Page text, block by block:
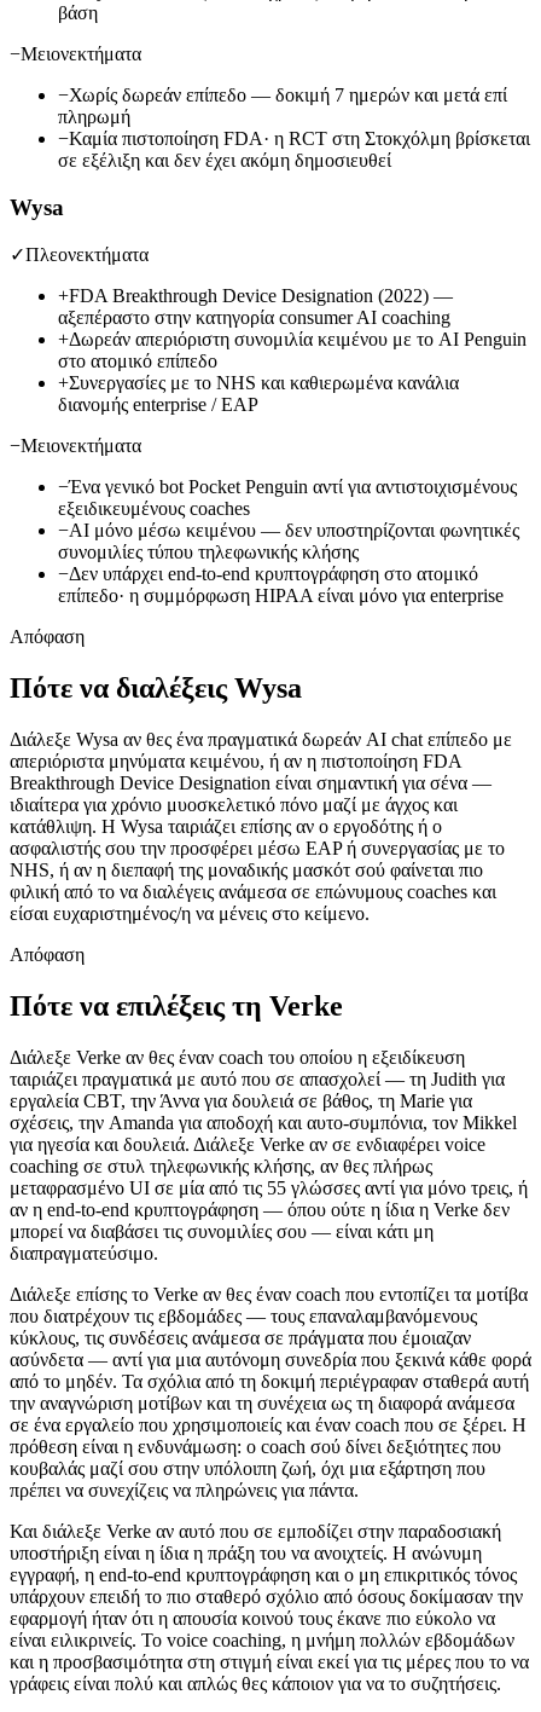
βάση
−Μειονεκτήματα
−Χωρίς δωρεάν επίπεδο — δοκιμή 7 ημερών και μετά επί
πληρωμή
−Καμία πιστοποίηση FDA· η RCT στη Στοκχόλμη βρίσκεται
σε εξέλιξη και δεν έχει ακόμη δημοσιευθεί
Wysa
✓Πλεονεκτήματα
+FDA Breakthrough Device Designation (2022) —
αξεπέραστο στην κατηγορία consumer AI coaching
+Δωρεάν απεριόριστη συνομιλία κειμένου με το AI Penguin
στο ατομικό επίπεδο
+Συνεργασίες με το NHS και καθιερωμένα κανάλια
διανομής enterprise / EAP
−Μειονεκτήματα
−Ένα γενικό bot Pocket Penguin αντί για αντιστοιχισμένους
εξειδικευμένους coaches
−AI μόνο μέσω κειμένου — δεν υποστηρίζονται φωνητικές
συνομιλίες τύπου τηλεφωνικής κλήσης
−Δεν υπάρχει end-to-end κρυπτογράφηση στο ατομικό
επίπεδο· η συμμόρφωση HIPAA είναι μόνο για enterprise
Απόφαση
Πότε να διαλέξεις Wysa
Διάλεξε Wysa αν θες ένα πραγματικά δωρεάν AI chat επίπεδο με
απεριόριστα μηνύματα κειμένου, ή αν η πιστοποίηση FDA
Breakthrough Device Designation είναι σημαντική για σένα —
ιδιαίτερα για χρόνιο μυοσκελετικό πόνο μαζί με άγχος και
κατάθλιψη. Η Wysa ταιριάζει επίσης αν ο εργοδότης ή ο
ασφαλιστής σου την προσφέρει μέσω EAP ή συνεργασίας με το
NHS, ή αν η διεπαφή της μοναδικής μασκότ σού φαίνεται πιο
φιλική από το να διαλέγεις ανάμεσα σε επώνυμους coaches και
είσαι ευχαριστημένος/η να μένεις στο κείμενο.
Απόφαση
Πότε να επιλέξεις τη Verke
Διάλεξε Verke αν θες έναν coach του οποίου η εξειδίκευση
ταιριάζει πραγματικά με αυτό που σε απασχολεί — τη Judith για
εργαλεία CBT, την Άννα για δουλειά σε βάθος, τη Marie για
σχέσεις, την Amanda για αποδοχή και αυτο-συμπόνια, τον Mikkel
για ηγεσία και δουλειά. Διάλεξε Verke αν σε ενδιαφέρει voice
coaching σε στυλ τηλεφωνικής κλήσης, αν θες πλήρως
μεταφρασμένο UI σε μία από τις 55 γλώσσες αντί για μόνο τρεις, ή
αν η end-to-end κρυπτογράφηση — όπου ούτε η ίδια η Verke δεν
μπορεί να διαβάσει τις συνομιλίες σου — είναι κάτι μη
διαπραγματεύσιμο.
Διάλεξε επίσης το Verke αν θες έναν coach που εντοπίζει τα μοτίβα
που διατρέχουν τις εβδομάδες — τους επαναλαμβανόμενους
κύκλους, τις συνδέσεις ανάμεσα σε πράγματα που έμοιαζαν
ασύνδετα — αντί για μια αυτόνομη συνεδρία που ξεκινά κάθε φορά
από το μηδέν. Τα σχόλια από τη δοκιμή περιέγραφαν σταθερά αυτή
την αναγνώριση μοτίβων και τη συνέχεια ως τη διαφορά ανάμεσα
σε ένα εργαλείο που χρησιμοποιείς και έναν coach που σε ξέρει. Η
πρόθεση είναι η ενδυνάμωση: ο coach σού δίνει δεξιότητες που
κουβαλάς μαζί σου στην υπόλοιπη ζωή, όχι μια εξάρτηση που
πρέπει να συνεχίζεις να πληρώνεις για πάντα.
Και διάλεξε Verke αν αυτό που σε εμποδίζει στην παραδοσιακή
υποστήριξη είναι η ίδια η πράξη του να ανοιχτείς. Η ανώνυμη
εγγραφή, η end-to-end κρυπτογράφηση και ο μη επικριτικός τόνος
υπάρχουν επειδή το πιο σταθερό σχόλιο από όσους δοκίμασαν την
εφαρμογή ήταν ότι η απουσία κοινού τους έκανε πιο εύκολο να
είναι ειλικρινείς. Το voice coaching, η μνήμη πολλών εβδομάδων
και η προσβασιμότητα στη στιγμή είναι εκεί για τις μέρες που το να
γράφεις είναι πολύ και απλώς θες κάποιον για να το συζητήσεις.